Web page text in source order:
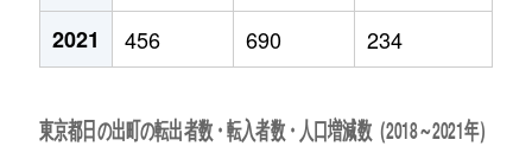
2021
456 690 234